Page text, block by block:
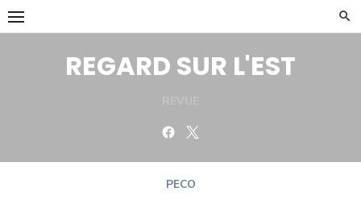
Skip
to
REGARD SUR L'EST
Facebook
PECO